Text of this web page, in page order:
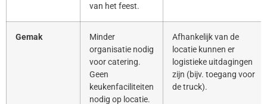
van het feest.
Gemak
Minder
organisatie nodig
voor catering.
Geen
keukenfaciliteiten
nodig op locatie.
Afhankelijk van de
locatie kunnen er
logistieke uitdagingen
zijn (bijv. toegang voor
de truck).